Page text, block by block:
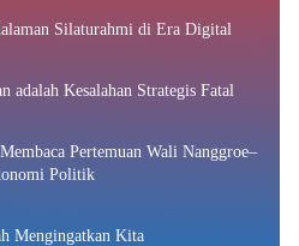
Silaturahmi di Era Digital
adalah Kesalahan Strategis Fatal
Pertemuan Wali Nanggroe–
Politik
Mengingatkan Kita